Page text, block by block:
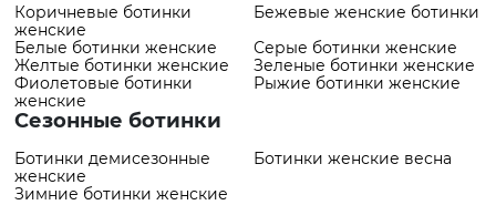
Коричневые ботинки
женские
Бежевые женские ботинки
Белые ботинки женские
Серые ботинки женские
Желтые ботинки женские
Зеленые ботинки женские
Фиолетовые ботинки
женские
Рыжие ботинки женские
Сезонные ботинки
Ботинки демисезонные
женские
Ботинки женские весна
Зимние ботинки женские